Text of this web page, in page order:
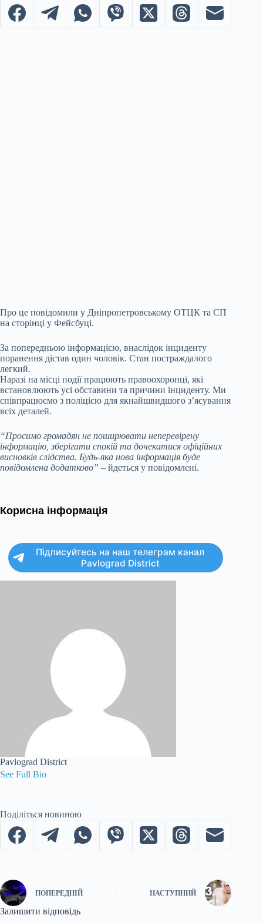
Про це повідомили у Дніпропетровському ОТЦК та СП
на сторінці у Фейсбуці.
За попередньою інформацією, внаслідок інциденту
поранення дістав один чоловік. Стан постраждалого
легкий.
Наразі на місці події працюють правоохоронці, які
встановлюють усі обставини та причини інциденту. Ми
співпрацюємо з поліцією для якнайшвидшого з’ясування
всіх деталей.
“Просимо громадян не поширювати неперевірену
інформацію, зберігати спокій та дочекатися офіційних
висновків слідства. Будь-яка нова інформація буде
повідомлена додатково” – йдеться у повідомлені.
Корисна інформація
Підписуйтесь на наш телеграм канал
Pavlograd District
Pavlograd District
See Full Bio
Поділіться новиною
ПОПЕРЕДНІЙ НАСТУПНИЙ
Залишити відповідь